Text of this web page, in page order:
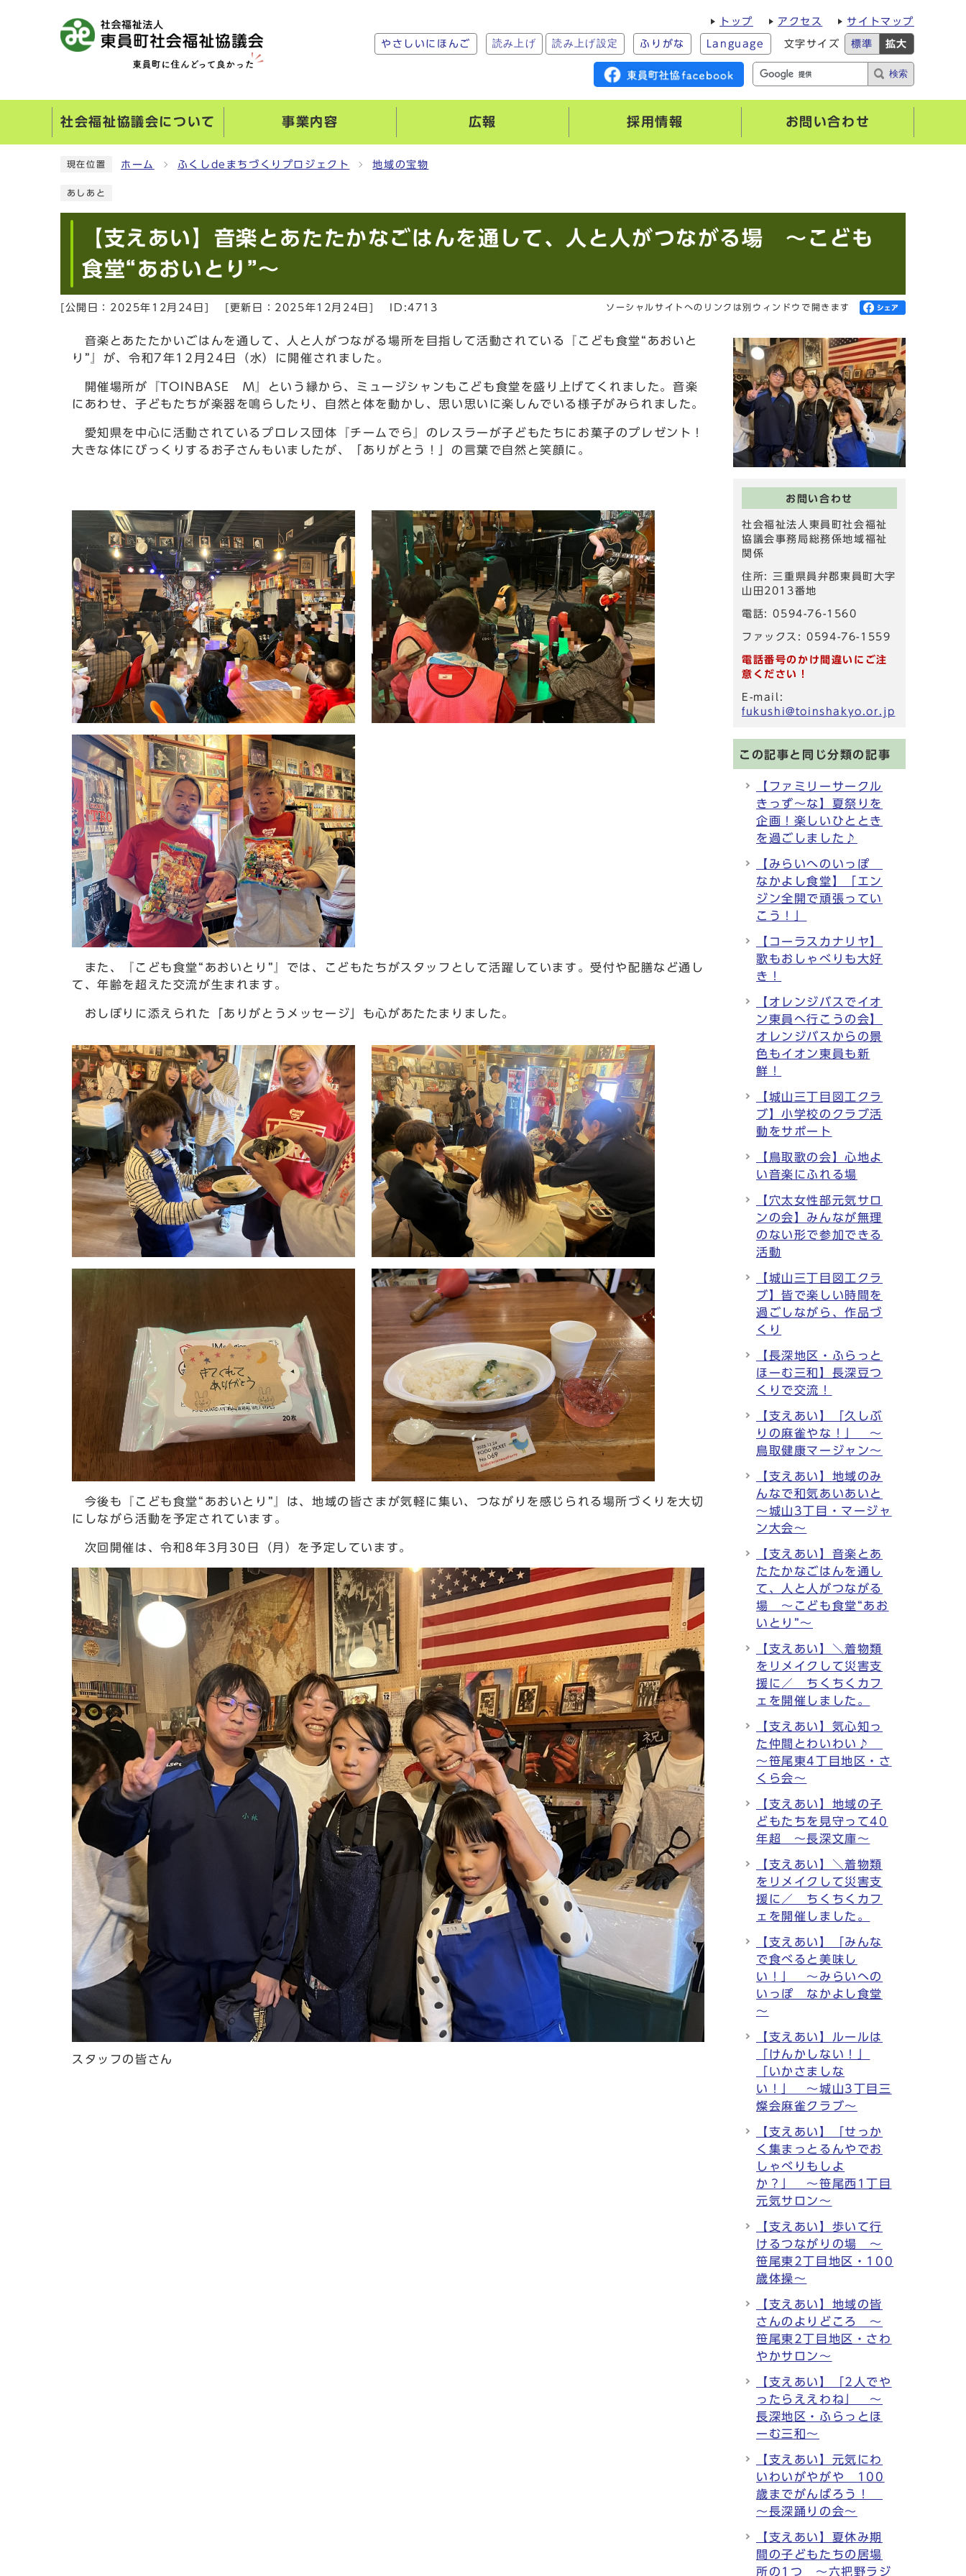
トップ アクセス サイトマップ
やさしいにほんご 読み上げ 読み上げ設定 ふりがな Language 文字サイズ 標準 拡大
検索
社会福祉協議会について 事業内容 広報 採用情報 お問い合わせ
現在位置 ホーム ふくしdeまちづくりプロジェクト 地域の宝物
あしあと
【支えあい】音楽とあたたかなごはんを通して、人と人がつながる場 ～こども
食堂“あおいとり”～
[公開日： 2025年12月24日 [更新日： 2025年12月24日 ID:4713 ソーシャルサイトへのリンクは別ウィンドウで開きます
音楽とあたたかいごはんを通して、人と人がつながる場所を目指して活動されている『こども食堂“あおいと
り”』が、令和7年12月24日（水）に開催されました。
開催場所が『TOINBASE M』という縁から、ミュージシャンもこども食堂を盛り上げてくれました。音楽
にあわせ、子どもたちが楽器を鳴らしたり、自然と体を動かし、思い思いに楽しんでいる様子がみられました。
愛知県を中心に活動されているプロレス団体『チームでら』のレスラーが子どもたちにお菓子のプレゼント！
大きな体にびっくりするお子さんもいましたが、「ありがとう！」の言葉で自然と笑顔に。
また、『こども食堂“あおいとり”』では、こどもたちがスタッフとして活躍しています。受付や配膳など通し
て、年齢を超えた交流が生まれます。
おしぼりに添えられた「ありがとうメッセージ」も心があたたまりました。
今後も『こども食堂“あおいとり”』は、地域の皆さまが気軽に集い、つながりを感じられる場所づくりを大切
にしながら活動を予定されています。
次回開催は、令和8年3月30日（月）を予定しています。
スタッフの皆さん
お問い合わせ
社会福祉法人東員町社会福祉
協議会事務局総務係地域福祉
関係
住所: 三重県員弁郡東員町大字
山田2013番地
電話: 0594-76-1560
ファックス: 0594-76-1559
電話番号のかけ間違いにご注
意ください！
E-mail:
fukushi@toinshakyo.or.jp
この記事と同じ分類の記事
【ファミリーサークル
きっず～な】夏祭りを
企画！楽しいひととき
を過ごしました♪
【みらいへのいっぽ
なかよし食堂】「エン
ジン全開で頑張ってい
こう！」
【コーラスカナリヤ】
歌もおしゃべりも大好
き！
【オレンジバスでイオ
ン東員へ行こうの会】
オレンジバスからの景
色もイオン東員も新
鮮！
【城山三丁目図工クラ
ブ】小学校のクラブ活
動をサポート
【鳥取歌の会】心地よ
い音楽にふれる場
【穴太女性部元気サロ
ンの会】みんなが無理
のない形で参加できる
活動
【城山三丁目図工クラ
ブ】皆で楽しい時間を
過ごしながら、作品づ
くり
【長深地区・ふらっと
ほーむ三和】長深豆つ
くりで交流！
【支えあい】「久しぶ
りの麻雀やな！」 ～
鳥取健康マージャン～
【支えあい】地域のみ
んなで和気あいあいと
～城山3丁目・マージャ
ン大会～
【支えあい】音楽とあ
たたかなごはんを通し
て、人と人がつながる
場 ～こども食堂“あお
いとり”～
【支えあい】＼着物類
をリメイクして災害支
援に／ ちくちくカフ
ェを開催しました。
【支えあい】気心知っ
た仲間とわいわい♪
～笹尾東4丁目地区・さ
くら会～
【支えあい】地域の子
どもたちを見守って40
年超 ～長深文庫～
【支えあい】＼着物類
をリメイクして災害支
援に／ ちくちくカフ
ェを開催しました。
【支えあい】「みんな
で食べると美味し
い！」 ～みらいへの
いっぽ なかよし食堂
～
【支えあい】ルールは
「けんかしない！」
「いかさましな
い！」 ～城山3丁目三
燦会麻雀クラブ～
【支えあい】「せっか
く集まっとるんやでお
しゃべりもしよ
か？」 ～笹尾西1丁目
元気サロン～
【支えあい】歩いて行
けるつながりの場 ～
笹尾東2丁目地区・100
歳体操～
【支えあい】地域の皆
さんのよりどころ ～
笹尾東2丁目地区・さわ
やかサロン～
【支えあい】「2人でや
ったらええわね」 ～
長深地区・ふらっとほ
ーむ三和～
【支えあい】元気にわ
いわいがやがや 100
歳までがんばろう！
～長深踊りの会～
【支えあい】夏休み期
間の子どもたちの居場
所の1つ ～六把野ラジ